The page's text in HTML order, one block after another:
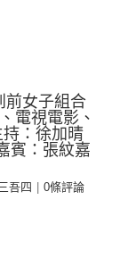
前女子組合
電視電影、
：徐加晴
賓：張紋嘉
吾四 0條評論